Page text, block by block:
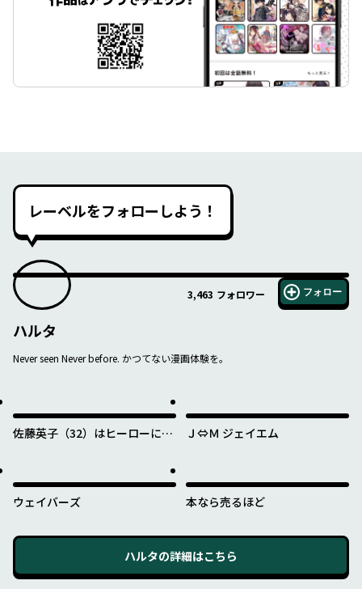
レーベルをフォローしよう！
3,463 フォロワー フォロー
ハルタ
Never seen Never before. かつてない漫画体験を。
佐藤英子（32）はヒーローにな
Ｊ⇔Ｍ ジェイエム
ウェイバーズ 本なら売るほど
ハルタの詳細はこちら